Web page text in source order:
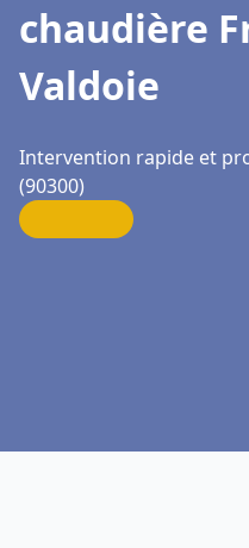
chaudière
Valdoie
Intervention rapide et
(90300)